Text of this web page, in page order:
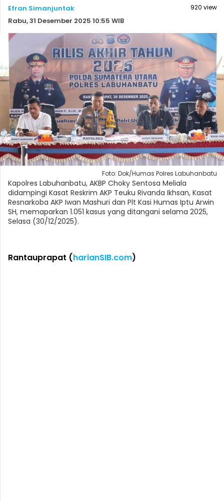
Efran Simanjuntak
Rabu, 31 Desember 2025 10:55 WIB
920 view
Foto: Dok/Humas Polres Labuhanbatu
Kapolres Labuhanbatu, AKBP Choky Sentosa Meliala
didampingi Kasat Reskrim AKP Teuku Rivanda Ikhsan, Kasat
Resnarkoba AKP Iwan Mashuri dan Plt Kasi Humas Iptu Arwin
SH, memaparkan 1.051 kasus yang ditangani selama 2025,
Selasa (30/12/2025).
Rantauprapat (harianSIB.com)